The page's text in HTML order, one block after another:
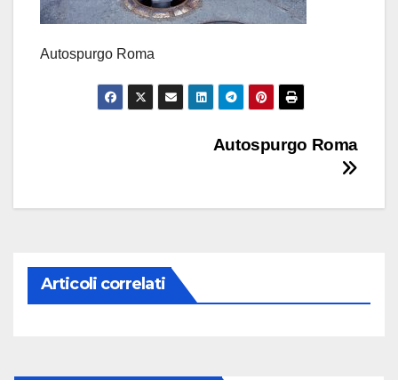
Autospurgo Roma
Autospurgo Roma
Articoli correlati